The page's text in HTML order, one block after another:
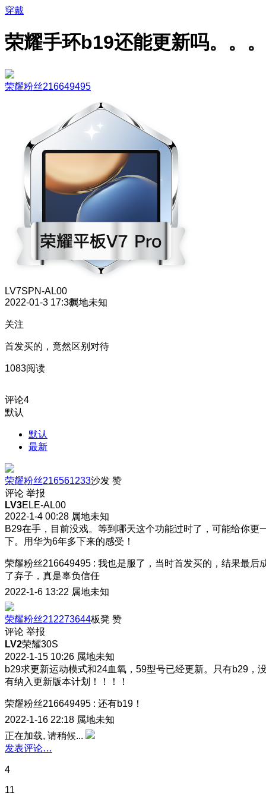
穿戴
荣耀手环b19还能更新吗。。。
荣耀粉丝216649495
LV7SPN-AL00
2022-01-3 17:38属地未知
关注
首发买的，竟然区别对待
1083阅读
评论4
默认
默认
最新
荣耀粉丝216561233沙发 赞
评论 举报
LV3ELE-AL00
2022-1-4 00:28 属地未知
B29在手，目前没戏。等到哪天这个功能过时了，可能给你更
下。用华为6年多下来的感受！
荣耀粉丝216649495 : 我也是服了，当时首发买的，结果最后
了弃子，真是辜负信任
2022-1-6 13:22 属地未知
荣耀粉丝212273644板凳 赞
评论 举报
LV2荣耀30S
2022-1-15 10:26 属地未知
b29求更新运动模式和24血氧，59型号已经更新。只有b29，
有纳入更新版本计划！！！！
荣耀粉丝216649495 : 还有b19！
2022-1-16 22:18 属地未知
正在加载, 请稍候...
发表评论…
4
11